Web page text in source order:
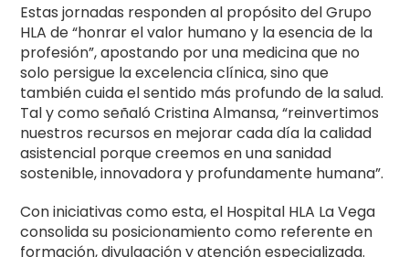
Estas jornadas responden al propósito del Grupo
HLA de “honrar el valor humano y la esencia de la
profesión”, apostando por una medicina que no
solo persigue la excelencia clínica, sino que
también cuida el sentido más profundo de la salud.
Tal y como señaló Cristina Almansa, “reinvertimos
nuestros recursos en mejorar cada día la calidad
asistencial porque creemos en una sanidad
sostenible, innovadora y profundamente humana”.
Con iniciativas como esta, el Hospital HLA La Vega
consolida su posicionamiento como referente en
formación, divulgación y atención especializada.